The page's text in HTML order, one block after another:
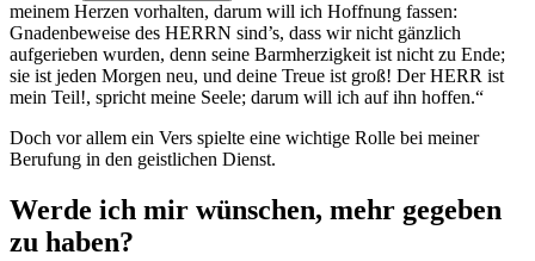
meinem Herzen vorhalten, darum will ich Hoffnung fassen:
Gnadenbeweise des HERRN sind’s, dass wir nicht gänzlich
aufgerieben wurden, denn seine Barmherzigkeit ist nicht zu Ende;
sie ist jeden Morgen neu, und deine Treue ist groß! Der HERR ist
mein Teil!, spricht meine Seele; darum will ich auf ihn hoffen.“
Doch vor allem ein Vers spielte eine wichtige Rolle bei meiner
Berufung in den geistlichen Dienst.
Werde ich mir wünschen, mehr gegeben
zu haben?